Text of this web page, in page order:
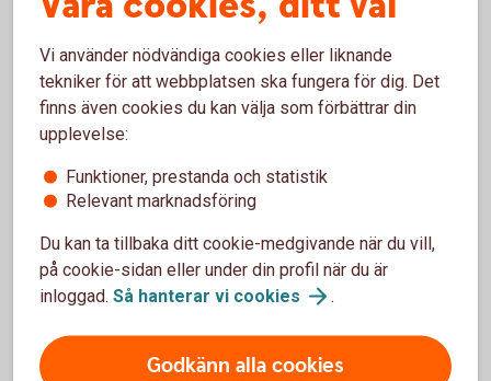
och snabbare tack vare ränta på ränta-effekten. Du
Ränta på ränta – vad ärdet?
Du sprider risken
När aktierna i fonden ökar eller minskar i värde, så
sker samma sak även för värdet av fonden. Men i
och med att en fond placerar i många olika aktier
Det är enkelt
Det är enkelt att börja spara i fonder och kräver
Vi använder nödvändiga cookies eller liknande
tekniker för att webbplatsen ska fungera för dig. Det
finns även cookies du kan välja som förbättrar din
upplevelse:
Funktioner, prestanda och statistik
Relevant marknadsföring
Du kan ta tillbaka ditt cookie-medgivande när du vill,
på cookie-sidan eller under din profil när du är
inloggad. Så hanterar vi cookies .
Godkänn alla cookies